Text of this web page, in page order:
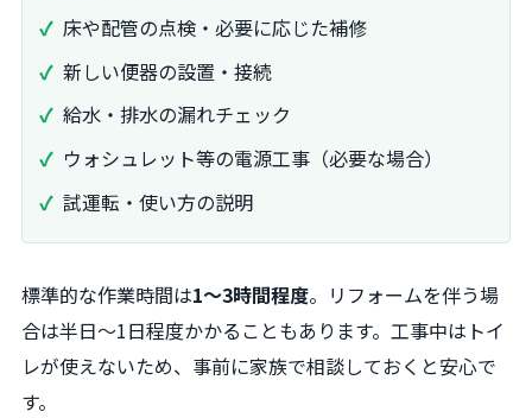
床や配管の点検・必要に応じた補修
新しい便器の設置・接続
給水・排水の漏れチェック
ウォシュレット等の電源工事（必要な場合）
試運転・使い方の説明
標準的な作業時間は1～3時間程度。リフォームを伴う場
合は半日～1日程度かかることもあります。工事中はトイ
レが使えないため、事前に家族で相談しておくと安心で
す。